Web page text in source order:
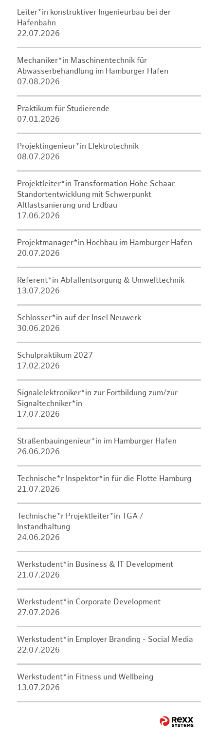
Leiter*in konstruktiver Ingenieurbau bei der
Hafenbahn
22.07.2026
Mechaniker*in Maschinentechnik für
Abwasserbehandlung im Hamburger Hafen
07.08.2026
Praktikum für Studierende
07.01.2026
Projektingenieur*in Elektrotechnik
08.07.2026
Projektleiter*in Transformation Hohe Schaar –
Standortentwicklung mit Schwerpunkt
Altlastsanierung und Erdbau
17.06.2026
Projektmanager*in Hochbau im Hamburger Hafen
20.07.2026
Referent*in Abfallentsorgung & Umwelttechnik
13.07.2026
Schlosser*in auf der Insel Neuwerk
30.06.2026
Schulpraktikum 2027
17.02.2026
Signalelektroniker*in zur Fortbildung zum/zur
Signaltechniker*in
17.07.2026
Straßenbauingenieur*in im Hamburger Hafen
26.06.2026
Technische*r Inspektor*in für die Flotte Hamburg
21.07.2026
Technische*r Projektleiter*in TGA /
Instandhaltung
24.06.2026
Werkstudent*in Business & IT Development
21.07.2026
Werkstudent*in Corporate Development
27.07.2026
Werkstudent*in Employer Branding - Social Media
22.07.2026
Werkstudent*in Fitness und Wellbeing
13.07.2026